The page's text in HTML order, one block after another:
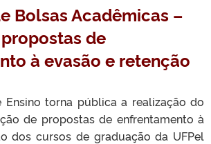
Bolsas Acadêmicas –
de
à evasão e retenção
Ensino torna pública a realização do
de propostas de enfrentamento à
dos cursos de graduação da UFPel